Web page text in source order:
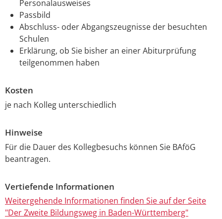
Personalausweises
Passbild
Abschluss- oder Abgangszeugnisse der besuchten
Schulen
Erklärung, ob Sie bisher an einer Abiturprüfung
teilgenommen haben
Kosten
je nach Kolleg unterschiedlich
Hinweise
Für die Dauer des Kollegbesuchs können Sie BAföG
beantragen.
Vertiefende Informationen
Weitergehende Informationen finden Sie auf der Seite
"Der Zweite Bildungsweg in Baden-Württemberg"